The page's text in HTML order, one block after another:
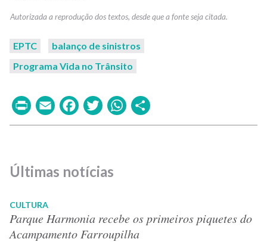
EPTC
balanço de sinistros
Programa Vida no Trânsito
PrintEmailFacebook
TwitterWhatsApp
Últimas notícias
CULTURA
Parque Harmonia recebe os primeiros piquetes do
Acampamento Farroupilha